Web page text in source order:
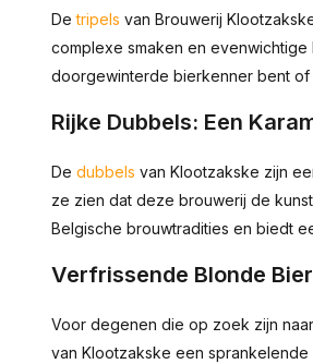
Detripels van Brouwerij
complexe smaken en
doorgewinterde bierkenner bent
Rijke Dubbels: Een
De dubbels van Klootzakske zijn
ze zien dat deze brouwerij de
Belgische brouwtradities en biedt
Verfrissende Blonde
Voor degenen die op zoek zijn
van Klootzakske een